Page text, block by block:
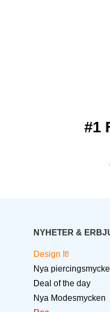
#1
NYHETER &
Design It!
Nya
Deal of the day
Nya Modesmycken